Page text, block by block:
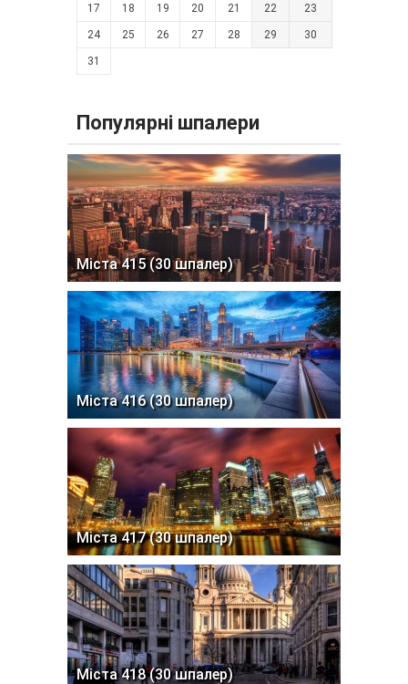
17 18 19 20 21 22 23
24 25 26 27 28 29 30
31
Популярні шпалери
Міста 415 (30 шпалер)
Міста 416 (30 шпалер)
Міста 417 (30 шпалер)
Міста 418 (30 шпалер)